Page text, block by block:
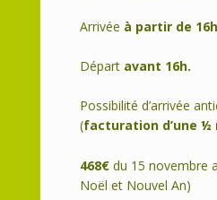
Arrivée à partir de
Départ avant 16h.
Possibilité d’arrivée
(facturation d’une ½
468€ du 15 novembre
Noël et Nouvel An)